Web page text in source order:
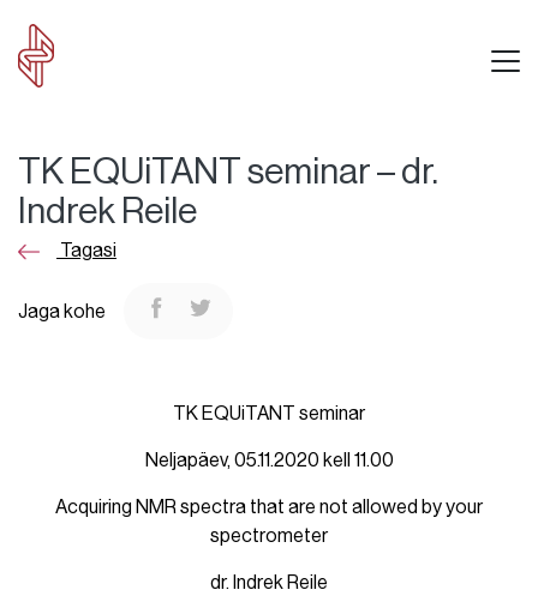
TK EQUiTANT seminar – dr.
Indrek Reile
Tagasi
Jaga kohe
TK EQUiTANT seminar
Neljapäev, 05.11.2020 kell 11.00
Acquiring NMR spectra that are not allowed by your
spectrometer
dr. Indrek Reile